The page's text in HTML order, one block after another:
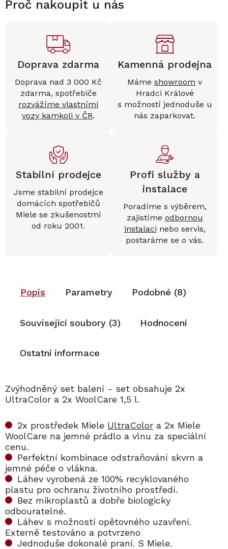
Proč nakoupit u nás
Doprava zdarma
Doprava nad 3 000 Kč
zdarma, spotřebiče
rozvážíme vlastními
vozy kamkoli v ČR.
Kamenná prodejna
Máme showroom v
Hradci Králové
s možností jednoduše u
nás zaparkovat.
Stabilní prodejce
Jsme stabilní prodejce
domácích spotřebičů
Miele se zkušenostmi
od roku 2001.
Profi služby a
instalace
Poradíme s výběrem,
zajistíme odbornou
instalaci nebo servis,
postaráme se o vás.
Popis Parametry Podobné (8)
Související soubory (3) Hodnocení
Ostatní informace
Zvýhodněný set balení - set obsahuje 2x
UltraColor a 2x WoolCare 1,5 l.
2x prostředek Miele UltraColor a 2x Miele
WoolCare na jemné prádlo a vlnu za speciální
cenu.
Perfektní kombinace odstraňování skvrn a
jemné péče o vlákna.
Láhev vyrobená ze 100% recyklovaného
plastu pro ochranu životního prostředí.
Bez mikroplastů a dobře biologicky
odbouratelné.
Láhev s možností opětovného uzavření.
Externě testováno a potvrzeno
Jednoduše dokonalé praní. S Miele.